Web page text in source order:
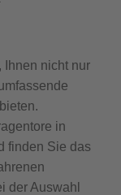
Ihnen nicht nur
in
finden Sie das
der Auswahl